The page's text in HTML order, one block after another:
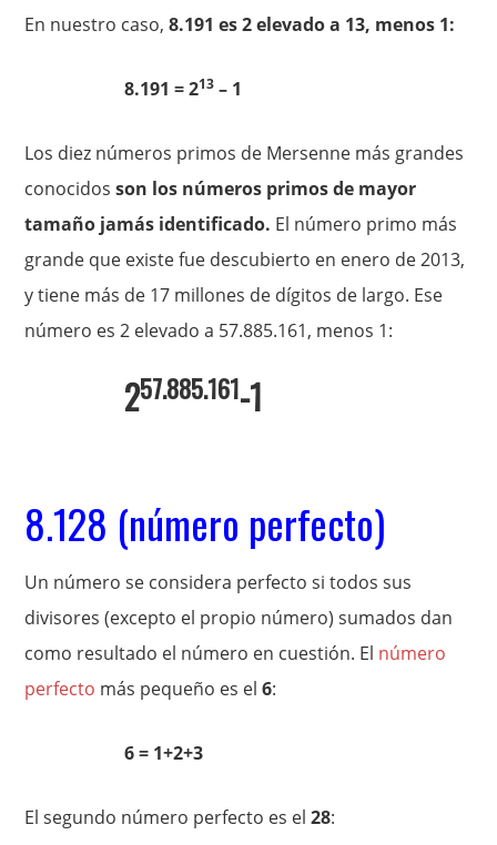
En nuestro caso,8.191 es 2 elevado a 13, menos 1:
8.191 = 213 – 1
Los diez números primos de Mersenne más grandes
conocidosson los números primos de mayor
tamaño jamás identificado. El número primo más
grande que existe fue descubierto en enero de 2013,
y tiene más de 17 millones de dígitos de largo. Ese
número es 2 elevado a 57.885.161, menos 1:
257.885.161-1
8.128 (número perfecto)
Un número se considera perfecto si todos sus
divisores (excepto el propio número) sumados dan
como resultado el número en cuestión. El número
perfecto más pequeño es el6:
6 = 1+2+3
El segundo número perfecto es el28: